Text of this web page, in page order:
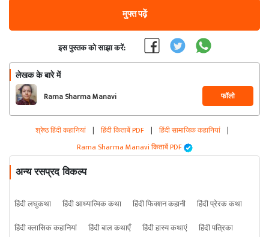
मुफ्त पढ़ें
इस पुस्तक को साझा करें:
लेखक के बारे में
Rama Sharma Manavi फॉलो
श्रेष्ठ हिंदी कहानियां | हिंदी किताबें PDF | हिंदी सामाजिक कहानियां |
Rama Sharma Manavi किताबें PDF
अन्य रसप्रद विकल्प
हिंदी लघुकथा हिंदी आध्यात्मिक कथा हिंदी फिक्शन कहानी
हिंदी प्रेरक कथा
हिंदी क्लासिक कहानियां
हिंदी बाल कथाएँ हिंदी हास्य कथाएं हिंदी पत्रिका